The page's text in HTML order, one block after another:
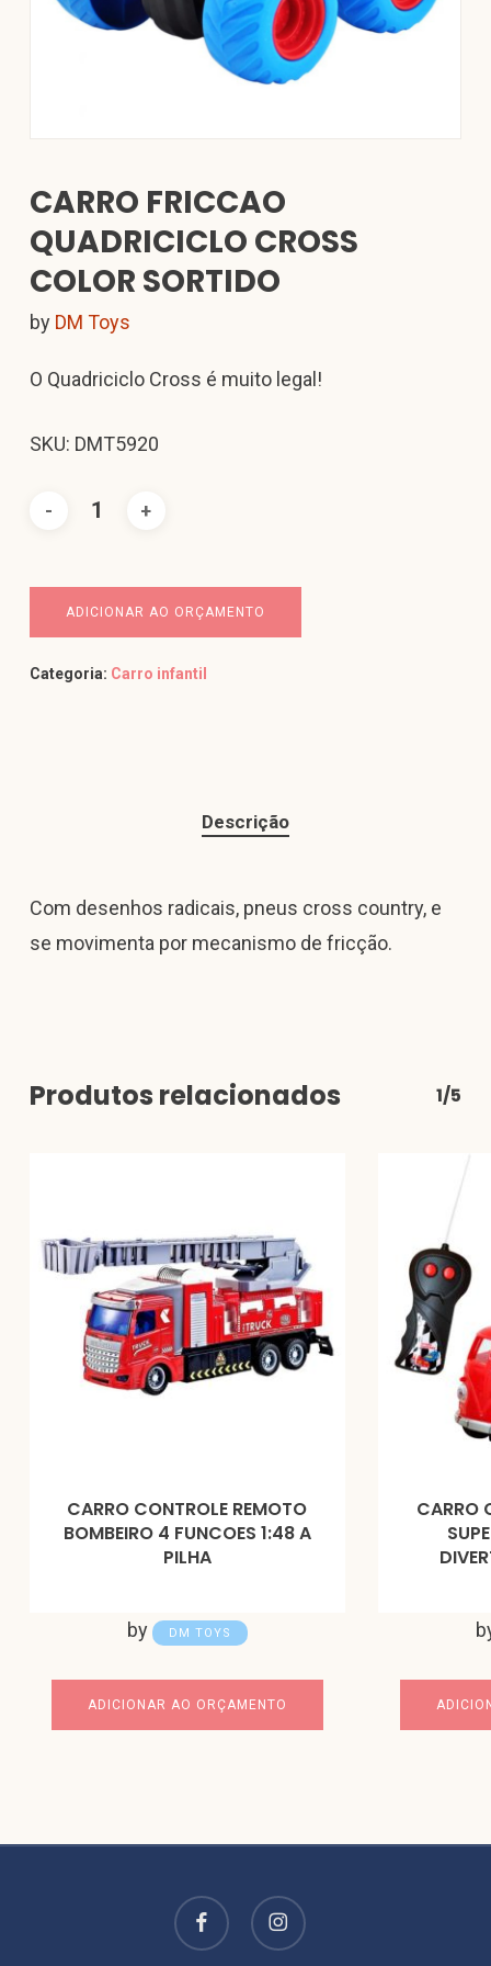
CARRO FRICCAO
QUADRICICLO CROSS
COLOR SORTIDO
by DM Toys
O Quadriciclo Cross é muito legal!
SKU: DMT5920
ADICIONAR AO ORÇAMENTO
Categoria: Carro infantil
Descrição
Com desenhos radicais, pneus cross country, e
se movimenta por mecanismo de fricção.
Produtos relacionados 1/5
CARRO CONTROLE REMOTO
BOMBEIRO 4 FUNCOES 1:48 A
PILHA
by DM TOYS
ADICIONAR AO ORÇAMENTO
CARRO
facebook instagram